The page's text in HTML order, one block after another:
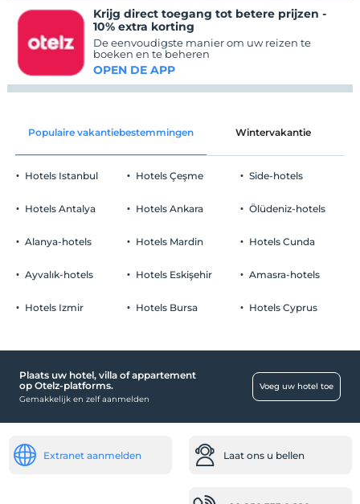
Krijg direct toegang tot betere prijzen -
10% extra korting
De eenvoudigste manier om uw reizen te
boeken en te beheren
OPEN DE APP
Populaire vakantiebestemmingen Wintervakantie
Hotels Istanbul
Hotels Antalya
Alanya-hotels
Ayvalık-hotels
Hotels Izmir
Hotels Çeşme
Hotels Ankara
Hotels Mardin
Hotels Eskişehir
Hotels Bursa
Side-hotels
Ölüdeniz-hotels
Hotels Cunda
Amasra-hotels
Hotels Cyprus
Plaats uw hotel, villa of appartement
op Otelz-platforms.
Gemakkelijk en zelf aanmelden
Voeg uw hotel toe
Extranet aanmelden Laat ons u bellen